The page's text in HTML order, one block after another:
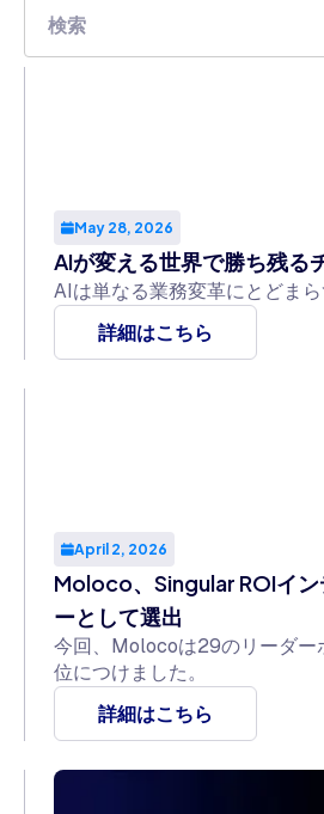
May 28, 2026
AIが変える世界で勝ち残る
AIは単なる業務変革にとどま
詳細はこちら
April 2, 2026
Moloco、Singular ROIイ
ーとして選出
今回、Molocoは29のリーダー
位につけました。
詳細はこちら